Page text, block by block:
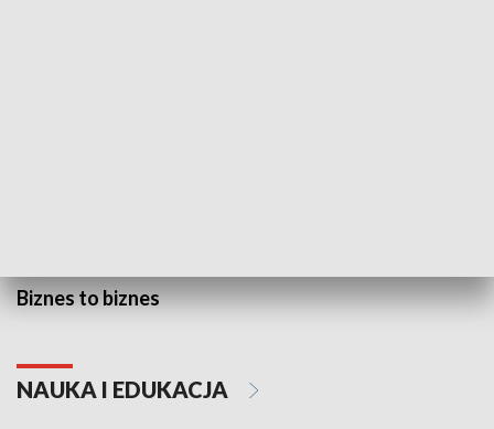
Biznes to biznes
NAUKA I EDUKACJA